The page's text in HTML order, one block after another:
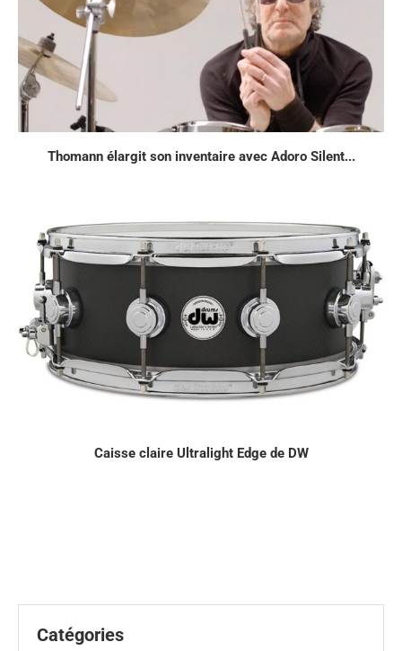
Thomann élargit son inventaire avec Adoro Silent...
Caisse claire Ultralight Edge de DW
Catégories